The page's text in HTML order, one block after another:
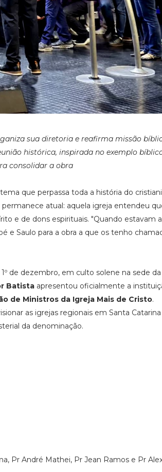
sua diretoria e reafirma missão
histórica, inspirada no exemplo
consolidar a obra
que perpassa toda a história do
atual: aquela igreja entendeu
e de dons espirituais. "Quando estavam
e Saulo para a obra a que os tenho
de dezembro, em culto solene na sede
Batista apresentou oficialmente a
de Ministros da Igreja Mais de Cristo.
as igrejas regionais em Santa
da denominação.
Pr André Mathei, Pr Jean Ramos e Pr